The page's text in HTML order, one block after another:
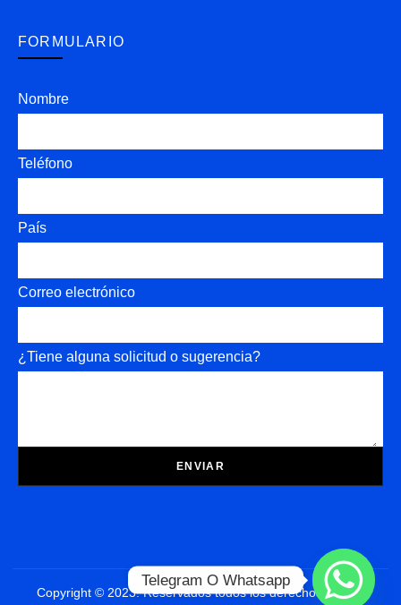
FORMULARIO
Nombre
Teléfono
País
Correo electrónico
¿Tiene alguna solicitud o sugerencia?
ENVIAR
Copyright © 2023. Reservados todos los derechos Diseño
Telegram O Whatsapp